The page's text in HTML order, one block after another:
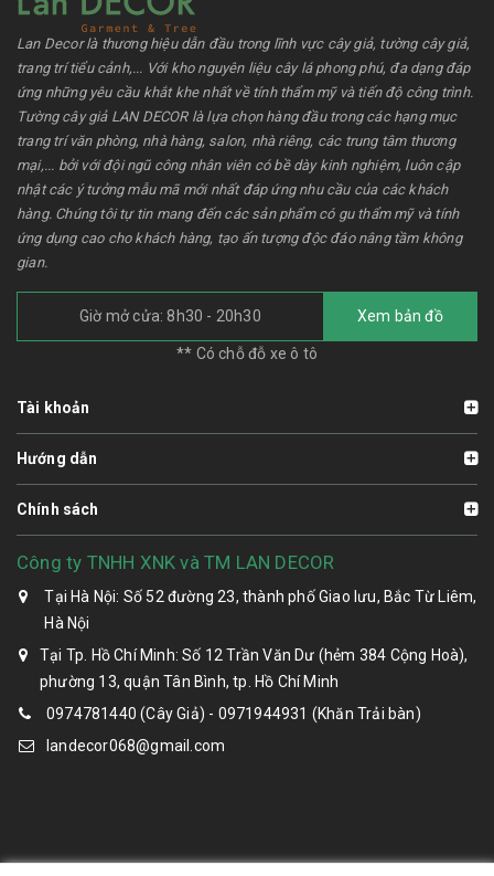
Lan Decor là thương hiệu dẫn đầu trong lĩnh vực cây giả, tường cây giả,
trang trí tiểu cảnh,... Với kho nguyên liệu cây lá phong phú, đa dạng đáp
ứng những yêu cầu khắt khe nhất về tính thẩm mỹ và tiến độ công trình.
Tường cây giả LAN DECOR là lựa chọn hàng đầu trong các hạng mục
trang trí văn phòng, nhà hàng, salon, nhà riêng, các trung tâm thương
mại,... bởi với đội ngũ công nhân viên có bề dày kinh nghiệm, luôn cập
nhật các ý tưởng mẫu mã mới nhất đáp ứng nhu cầu của các khách
hàng. Chúng tôi tự tin mang đến các sản phẩm có gu thẩm mỹ và tính
ứng dụng cao cho khách hàng, tạo ấn tượng độc đáo nâng tầm không
gian.
Giờ mở cửa: 8h30 - 20h30 Xem bản đồ
** Có chỗ đỗ xe ô tô
Tài khoản
Hướng dẫn
Chính sách
Công ty TNHH XNK và TM LAN DECOR
Tại Hà Nội: Số 52 đường 23, thành phố Giao lưu, Bắc Từ Liêm,
Hà Nội
Tại Tp. Hồ Chí Minh: Số 12 Trần Văn Dư (hẻm 384 Cộng Hoà),
phường 13, quận Tân Bình, tp. Hồ Chí Minh
0974781440 (Cây Giả) - 0971944931 (Khăn Trải bàn)
landecor068@gmail.com